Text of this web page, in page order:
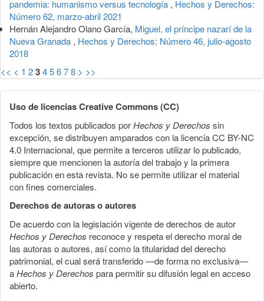
pandemia: humanismo versus tecnología , Hechos y Derechos:
Número 62, marzo-abril 2021
Hernán Alejandro Olano García, Miguel, el príncipe nazarí de la
Nueva Granada , Hechos y Derechos: Número 46, julio-agosto
2018
<< < 1 2345678 > >>
Uso de licencias Creative Commons (CC)
Todos los textos publicados porHechos y Derechos sin
excepción, se distribuyen amparados con la licencia CC BY-NC
4.0 Internacional, que permite a terceros utilizar lo publicado,
siempre que mencionen la autoría del trabajo y la primera
publicación en esta revista. No se permite utilizar el material
con fines comerciales.
Derechos de autoras o autores
De acuerdo con la legislación vigente de derechos de autor
Hechos y Derechos reconoce y respeta el derecho moral de
las autoras o autores, así como la titularidad del derecho
patrimonial, el cual será transferido —de forma no exclusiva—
aHechos y Derechos para permitir su difusión legal en acceso
abierto.